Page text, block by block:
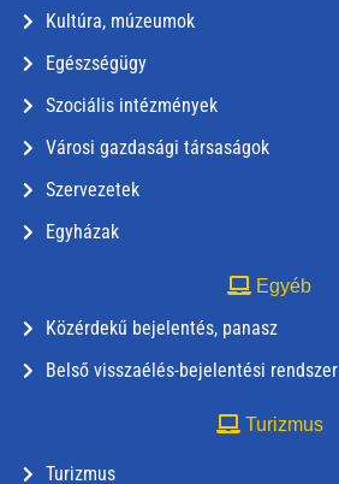
Kultúra, múzeumok
Egészségügy
Szociális intézmények
Városi gazdasági társaságok
Szervezetek
Egyházak
Egyéb
Közérdekű bejelentés, panasz
Belső visszaélés-bejelentési rendszer
Turizmus
Turizmus